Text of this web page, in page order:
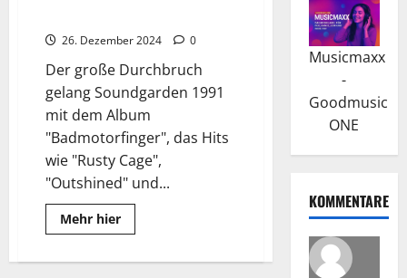
26. Dezember 2024 0
Der große Durchbruch
gelang Soundgarden 1991
mit dem Album
"Badmotorfinger", das Hits
wie "Rusty Cage",
"Outshined" und...
Mehr hierRead
more
Der
Musicmaxx
-
Goodmusic
ONE
KOMMENTARE